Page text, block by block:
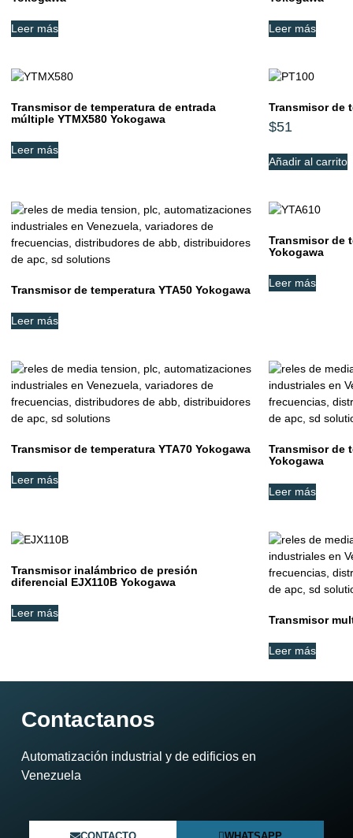
Leer más Leer más
Transmisor de temperatura de entrada
múltiple YTMX580 Yokogawa
Leer más
Transmisor de
$51
Añadir al carrito
Transmisor de temperatura YTA50 Yokogawa
Leer más
Transmisor de
Yokogawa
Leer más
Transmisor de temperatura YTA70 Yokogawa
Leer más
Transmisor de
Yokogawa
Leer más
Transmisor inalámbrico de presión
diferencial EJX110B Yokogawa
Leer más
Transmisor
Leer más
Contactanos
Automatización industrial y de edificios en
Venezuela​